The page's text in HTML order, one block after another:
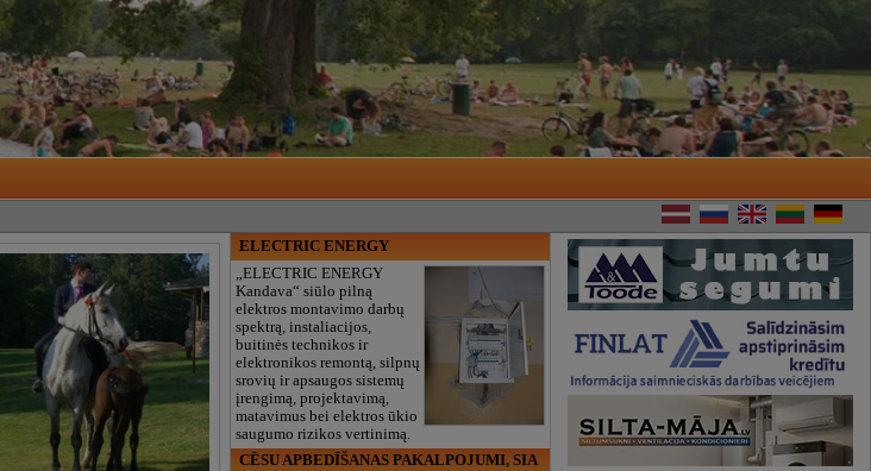
ELECTRIC ENERGY
„ELECTRIC ENERGY
Kandava“ siūlo pilną
elektros montavimo darbų
spektrą, instaliacijos,
buitinės technikos ir
elektronikos remontą, silpnų
srovių ir apsaugos sistemų
įrengimą, projektavimą,
matavimus bei elektros ūkio
saugumo rizikos vertinimą.
CĒSU APBEDĪŠANAS PAKALPOJUMI, SIA